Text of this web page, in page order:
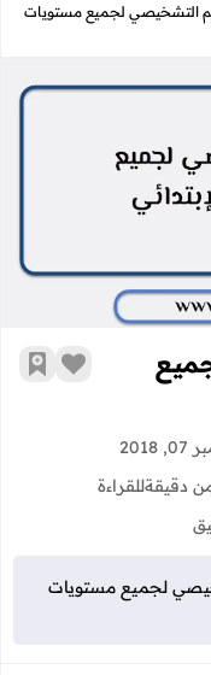
التشخيصي لجميع مستويات
التشخيصي لجميع
زر أضف
دقيقةللقراءة
لجميع مستويات